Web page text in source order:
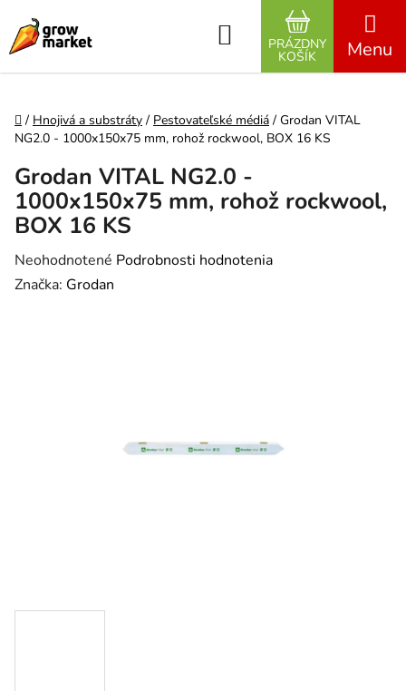
Hľadať
NÁKUPNÝ
PRÁZDNY
KOŠÍK
Domov
/ Hnojivá a substráty / Pestovateľské médiá / Grodan VITAL
NG2.0 - 1000x150x75 mm, rohož rockwool, BOX 16 KS
Grodan VITAL NG2.0 -
1000x150x75 mm, rohož rockwool,
BOX 16 KS
Priemerné hodnotenie produktu je 0,0 z 5 hviezdičiek.
Neohodnotené Podrobnosti hodnotenia
Značka: Grodan